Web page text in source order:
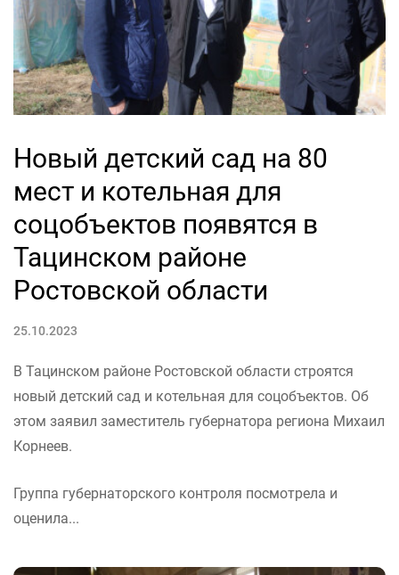
Новый детский сад на 80
мест и котельная для
соцобъектов появятся в
Тацинском районе
Ростовской области
25.10.2023
В Тацинском районе Ростовской области строятся
новый детский сад и котельная для соцобъектов. Об
этом заявил заместитель губернатора региона Михаил
Корнеев.
Группа губернаторского контроля посмотрела и
оценила...